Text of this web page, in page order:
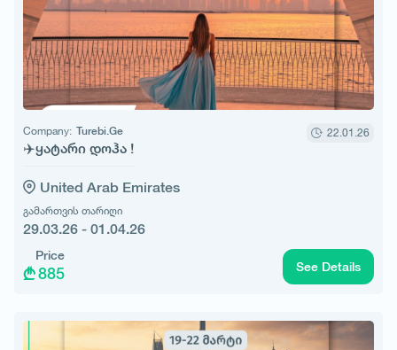
Company: Turebi.Ge
✈️ყატარი დოჰა !
22.01.26
United Arab Emirates
გამართვის თარიღი
29.03.26 - 01.04.26
Price
885 See Details